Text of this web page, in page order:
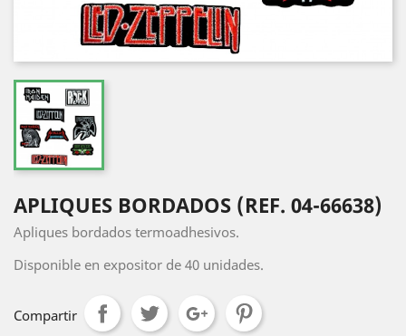
APLIQUES BORDADOS (REF. 04-66638)
Apliques bordados termoadhesivos.
Disponible en expositor de 40 unidades.
Compartir